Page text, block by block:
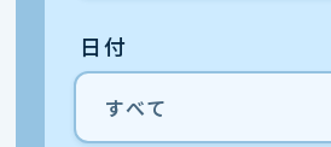
日付